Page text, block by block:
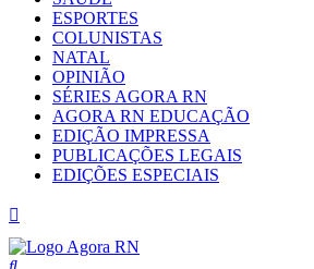
ESPORTES
COLUNISTAS
NATAL
OPINIÃO
SÉRIES AGORA RN
AGORA RN EDUCAÇÃO
EDIÇÃO IMPRESSA
PUBLICAÇÕES LEGAIS
EDIÇÕES ESPECIAIS